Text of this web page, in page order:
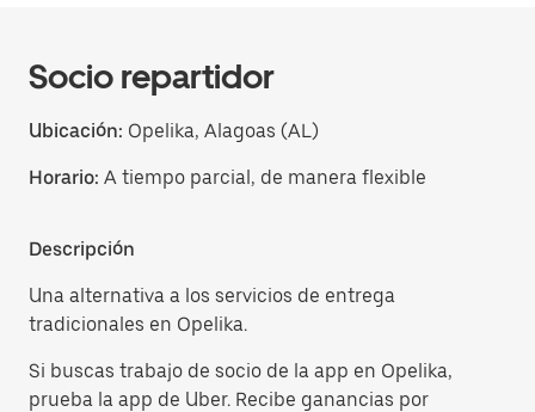
Socio repartidor
Ubicación: Opelika, Alagoas (AL)
Horario: A tiempo parcial, de manera flexible
Descripción
Una alternativa a los servicios de entrega
tradicionales en Opelika.
Si buscas trabajo de socio de la app en Opelika,
prueba la app de Uber. Recibe ganancias por